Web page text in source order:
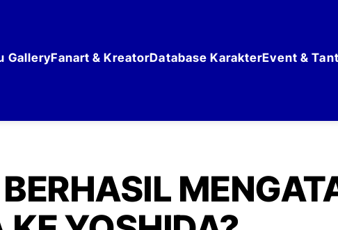
GalleryFanart & KreatorDatabase KarakterEvent &